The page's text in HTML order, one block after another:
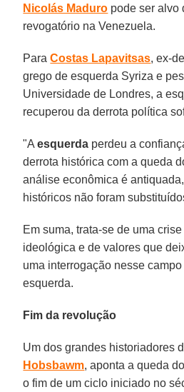
Nicolás Maduro pode ser alvo
revogatório na Venezuela.
ParaCostas Lapavitsas, ex-
grego de esquerda Syriza e
Universidade de Londres, a
recuperou da derrota política
"Aesquerda perdeu a
derrota histórica com a queda
análise econômica é
históricos não foram
Em suma, trata-se de uma
ideológica e de valores que
uma interrogação nesse
esquerda.
Fim da revolução
Um dos grandes historiadores
Hobsbawm, aponta a queda
o fim de um ciclo iniciado no